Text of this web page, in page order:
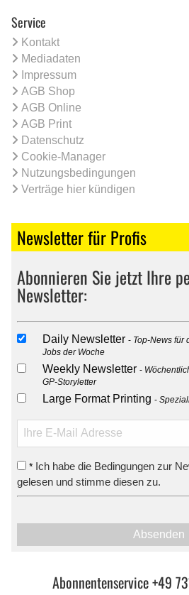
Service
Kontakt
Mediadaten
Impressum
AGB Shop
AGB Online
AGB Print
Datenschutz
Cookie-Manager
Nutzungsbedingungen
Verträge hier kündigen
Newsletter für Profis
Abonnieren Sie jetzt Ihre
Newsletter:
Daily Newsletter
Top-News für
Jobs der Woche
Weekly Newsletter
GP-Storyletter
Large Format Printing
* Ich habe die Bedingungen zur
gelesen und stimme diesen zu.
Absenden
Abonnentenservice +49